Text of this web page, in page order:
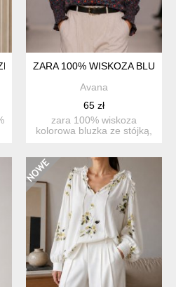
ZARA 100% WISKOZA BLUZKA
Avana
65 zł
zara 100% wiskoza
kolorowa bluzka ze stójką,